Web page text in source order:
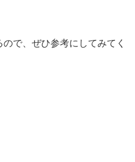
ので、ぜひ参考にしてみてく